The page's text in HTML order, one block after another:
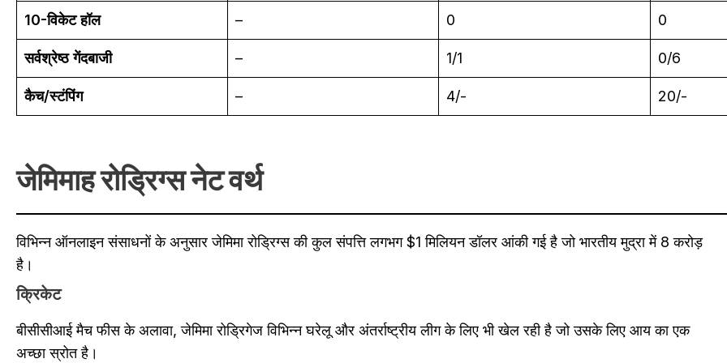
10-विकेट हॉल – 0 0
सर्वश्रेष्ठ गेंदबाजी – 1/1 0/6
कैच/स्टंपिंग – 4/- 20/-
जेमिमाह रोड्रिग्स नेट वर्थ
विभिन्न ऑनलाइन संसाधनों के अनुसार जेमिमा रोड्रिग्स की कुल संपत्ति लगभग $1 मिलियन डॉलर आंकी गई है जो भारतीय मुद्रा में 8 करोड़
है।
क्रिकेट
बीसीसीआई मैच फीस के अलावा, जेमिमा रोड्रिगेज विभिन्न घरेलू और अंतर्राष्ट्रीय लीग के लिए भी खेल रही है जो उसके लिए आय का एक
अच्छा स्रोत है।